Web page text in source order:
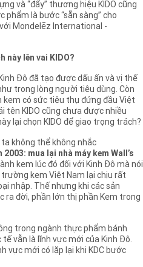
và “đẩy” thương hiệu KIDO cũng
là bước “sẵn sàng” cho
Mondelēz International -
lên vai KIDO?
Đô đã tạo được dấu ấn và vị thế
trong lòng người tiêu dùng. Còn
kem có sức tiêu thụ đứng đầu Việt
tên KIDO cũng chưa được nhiều
lại chọn KIDO để giao trọng trách?
ta không thể không nhắc
mua lại nhà máy kem Wall’s
kem lúc đó đối với Kinh Đô mà nói
kem Việt Nam lại chịu rất
nhập. Thế nhưng khi các sản
ra đời, phần lớn thị phần Kem trong
trong ngành thực phẩm bánh
vẫn là lĩnh vực mới của Kinh Đô.
vực mới có lặp lại khi KDC bước